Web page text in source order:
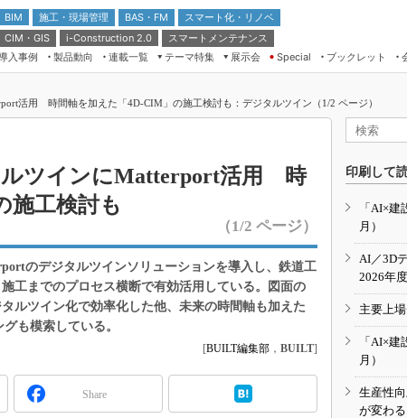
BIM 施工・現場管理 BAS・FM
スマート化・リノベ
CIM・GIS i-Construction 2.0
スマートメンテナンス
入事例 製品動向 連載一覧
テーマ特集
ンがもたらす建設業界の“ゲー
ンジ” Ver.2.0
時代のスマートビル
ARが描くモノづくりのミライ
展示会
第8回 国際 建設・測量展
築・土木・不動産の先端技術展－
Japan Drone 2023
2020
日本 ものづくりワールド 2020
メンテナンス・レジリエンスTOKYO
2019
Special ブックレット
活用 時間軸を加えた「4D-CIM」の施工検討も：デジタルツイン（1/2 ページ）
ルツインにMatterport活用 時
施工検討も
（1/2 ページ）
のデジタルツインソリューションを導入し、鉄道工
工までのプロセス横断で有効活用している。図面の
ルツイン化で効率化した他、未来の時間軸も加えた
も模索している。
[BUILT編集部 ， BUILT]
Share
印刷して
「AI×
月）
AI／3D
2026年
主要上
「AI×
月）
生産性
が変わる